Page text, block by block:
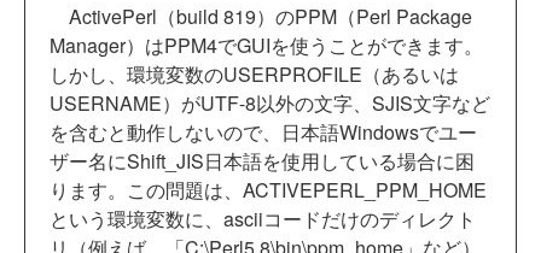
ActivePerl（build 819）のPPM（Perl Package
Manager）はPPM4でGUIを使うことができます。
しかし、環境変数のUSERPROFILE（あるいは
USERNAME）がUTF-8以外の文字、SJIS文字など
を含むと動作しないので、日本語Windowsでユー
ザー名にShift_JIS日本語を使用している場合に困
ります。この問題は、ACTIVEPERL_PPM_HOME
という環境変数に、asciiコードだけのディレクト
リ（例えば、「C:\Perl5.8\bin\ppm_home」など）